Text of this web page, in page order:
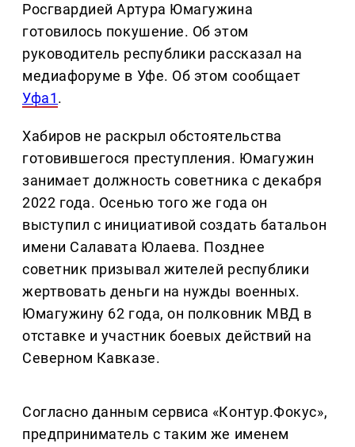
Росгвардией Артура Юмагужина
готовилось покушение. Об этом
руководитель республики рассказал на
медиафоруме в Уфе. Об этом сообщает
Уфа1.
Хабиров не раскрыл обстоятельства
готовившегося преступления. Юмагужин
занимает должность советника с декабря
2022 года. Осенью того же года он
выступил с инициативой создать батальон
имени Салавата Юлаева. Позднее
советник призывал жителей республики
жертвовать деньги на нужды военных.
Юмагужину 62 года, он полковник МВД в
отставке и участник боевых действий на
Северном Кавказе.
Согласно данным сервиса «Контур.Фокус»,
предприниматель с таким же именем